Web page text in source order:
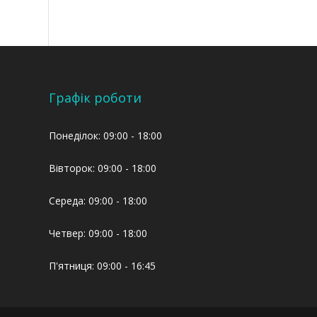
Графік роботи
Понеділок: 09:00 - 18:00
Вівторок: 09:00 - 18:00
Середа: 09:00 - 18:00
Четвер: 09:00 - 18:00
П'ятниця: 09:00 - 16:45